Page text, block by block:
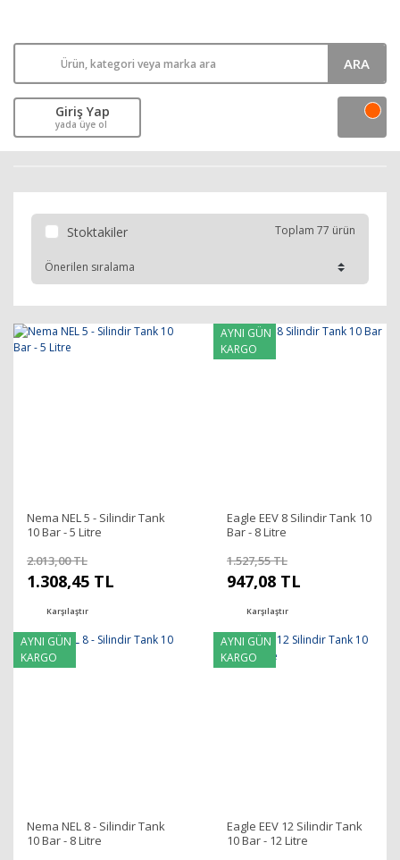
ARA
Giriş Yap
yada üye ol
Stoktakiler Toplam 77 ürün
Nema NEL 5 - Silindir Tank
10 Bar - 5 Litre
2.013,00 TL
1.308,45 TL
Karşılaştır
AYNI GÜN
KARGO
Eagle EEV 8 Silindir Tank 10
Bar - 8 Litre
1.527,55 TL
947,08 TL
Karşılaştır
AYNI GÜN
KARGO
Nema NEL 8 - Silindir Tank
10 Bar - 8 Litre
AYNI GÜN
KARGO
Eagle EEV 12 Silindir Tank
10 Bar - 12 Litre